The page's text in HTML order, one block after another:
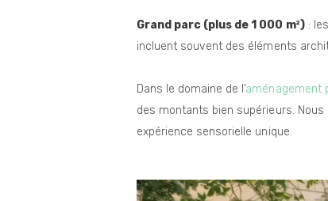
Grand parc (plus de 1 000 m²):
incluent souvent des éléments
Dans le domaine de l’aménagement
des montants bien supérieurs.
expérience sensorielle unique.